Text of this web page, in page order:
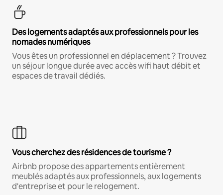
Des logements adaptés aux professionnels pour les
nomades numériques
Vous êtes un professionnel en déplacement ? Trouvez
un séjour longue durée avec accès wifi haut débit et
espaces de travail dédiés.
Vous cherchez des résidences de tourisme ?
Airbnb propose des appartements entièrement
meublés adaptés aux professionnels, aux logements
d'entreprise et pour le relogement.